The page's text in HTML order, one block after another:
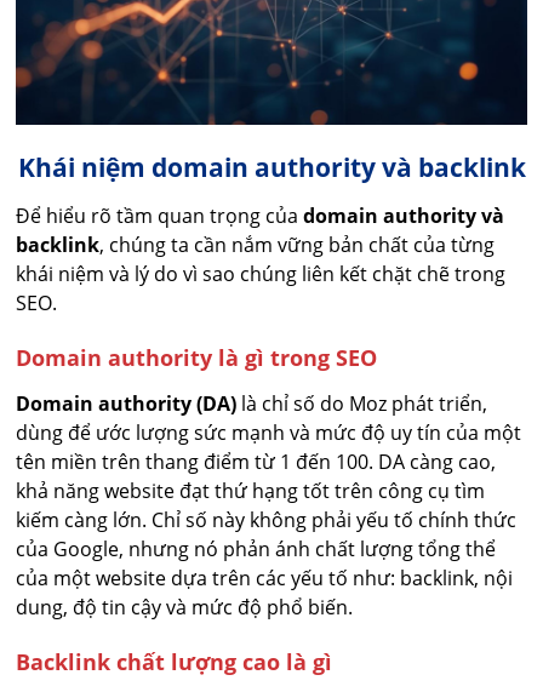
Khái niệm domain authority và backlink
Để hiểu rõ tầm quan trọng củadomain authority và
backlink, chúng ta cần nắm vững bản chất của từng
khái niệm và lý do vì sao chúng liên kết chặt chẽ trong
SEO.
Domain authority là gì trong SEO
Domain authority (DA) là chỉ số do Moz phát triển,
dùng để ước lượng sức mạnh và mức độ uy tín của một
tên miền trên thang điểm từ 1 đến 100. DA càng cao,
khả năng website đạt thứ hạng tốt trên công cụ tìm
kiếm càng lớn. Chỉ số này không phải yếu tố chính thức
của Google, nhưng nó phản ánh chất lượng tổng thể
của một website dựa trên các yếu tố như: backlink, nội
dung, độ tin cậy và mức độ phổ biến.
Backlink chất lượng cao là gì